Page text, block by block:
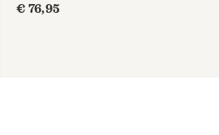
€ 76,95